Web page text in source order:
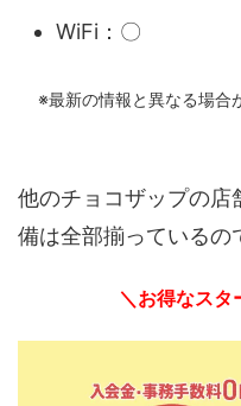
WiFi：〇
※最新の情報と異なる場合
他のチョコザップの店
備は全部揃っているの
＼お得なスタ